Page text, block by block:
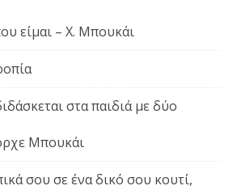
είμαι – Χ. Μπουκάι
στα παιδιά με δύο
Μπουκάι
σου σε ένα δικό σου κουτί,